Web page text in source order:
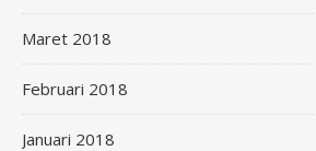
Maret 2018
Februari 2018
Januari 2018